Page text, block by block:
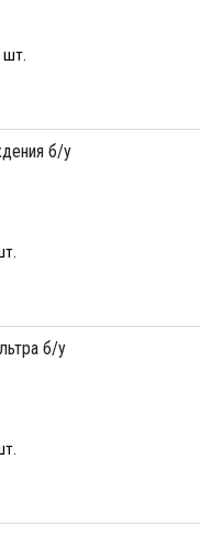
шт.
б/у
б/у